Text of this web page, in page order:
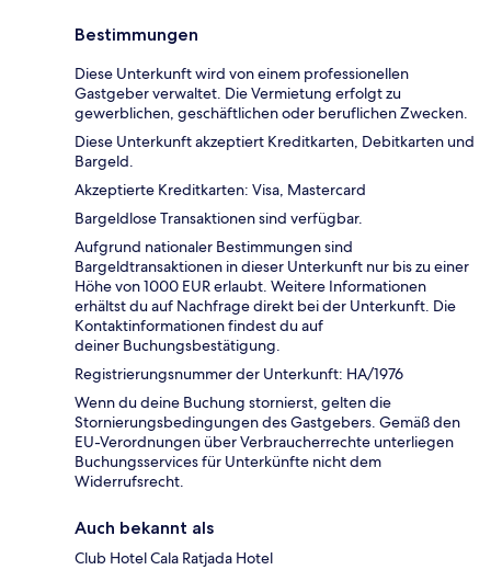
Bestimmungen
Diese Unterkunft wird von einem professionellen
Gastgeber verwaltet. Die Vermietung erfolgt zu
gewerblichen, geschäftlichen oder beruflichen Zwecken.
Diese Unterkunft akzeptiert Kreditkarten, Debitkarten und
Bargeld.
Akzeptierte Kreditkarten: Visa, Mastercard
Bargeldlose Transaktionen sind verfügbar.
Aufgrund nationaler Bestimmungen sind
Bargeldtransaktionen in dieser Unterkunft nur bis zu einer
Höhe von 1000 EUR erlaubt. Weitere Informationen
erhältst du auf Nachfrage direkt bei der Unterkunft. Die
Kontaktinformationen findest du auf
deiner Buchungsbestätigung.
Registrierungsnummer der Unterkunft: HA/1976
Wenn du deine Buchung stornierst, gelten die
Stornierungsbedingungen des Gastgebers. Gemäß den
EU-Verordnungen über Verbraucherrechte unterliegen
Buchungsservices für Unterkünfte nicht dem
Widerrufsrecht.
Auch bekannt als
Club Hotel Cala Ratjada Hotel